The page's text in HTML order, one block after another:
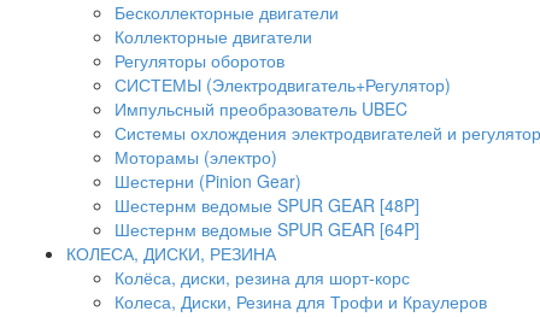
Бесколлекторные двигатели
Коллекторные двигатели
Регуляторы оборотов
СИСТЕМЫ (Электродвигатель+Регулятор)
Импульсный преобразователь UBEC
Системы охлождения электродвигателей и
Моторамы (электро)
Шестерни (Pinion Gear)
Шестернм ведомые SPUR GEAR [48P]
Шестернм ведомые SPUR GEAR [64P]
КОЛЕСА, ДИСКИ, РЕЗИНА
Колёса, диски, резина для шорт-корс
Колеса, Диски, Резина для Трофи и Краулеров